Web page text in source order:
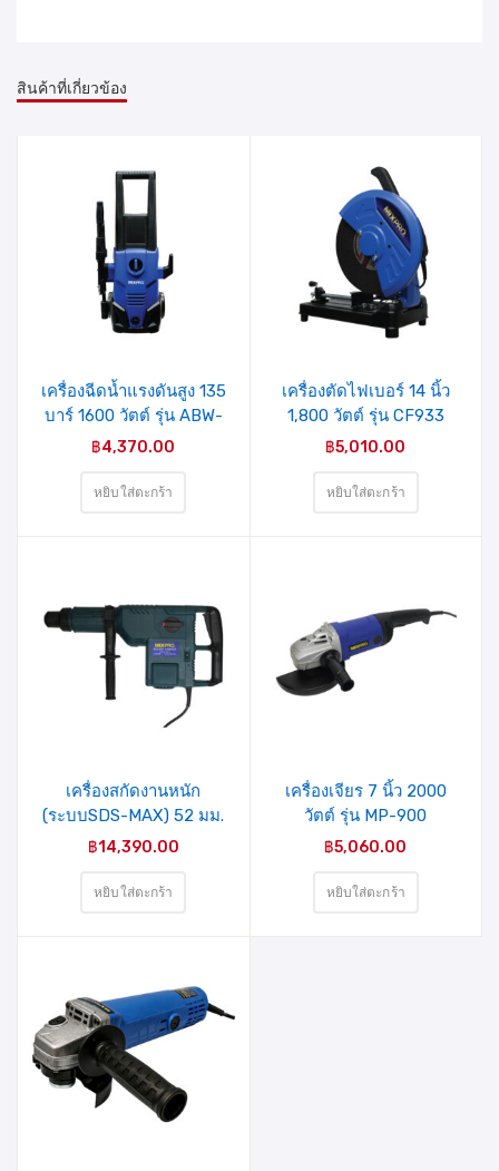
สินค้าที่เกี่ยวข้อง
รายการ
สินค้าที่
ชอบ
เครื่องฉีดน้ำแรงดันสูง 135
บาร์ 1600 วัตต์ รุ่น ABW-
VAT-90P(04-009-007)
฿4,370.00
หยิบใส่ตะกร้า
รายการ
สินค้าที่
เครื่องตัดไฟเบอร์ 14 นิ้ว
1,800 วัตต์ รุ่น CF933
(04-009-001) MIXPRO
฿5,010.00
หยิบใส่ตะกร้า
เครื่องสกัดงานหนัก
(ระบบSDS-MAX) 52 มม.
1500 วัตต์ รุ่น Z1A-
MIXPRO
฿14,390.00
หยิบใส่ตะกร้า
เครื่องเจียร 7 นิ้ว 2000
วัตต์ รุ่น MP-900
MIXPRO
฿5,060.00
หยิบใส่ตะกร้า